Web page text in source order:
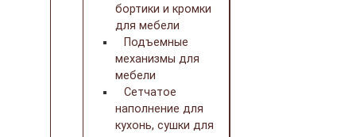
бортики и кромки
для мебели
Подъемные
механизмы для
мебели
Сетчатое
наполнение для
кухонь, сушки для